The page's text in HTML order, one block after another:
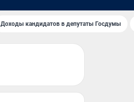
Доходы кандидатов в депутаты Госдумы